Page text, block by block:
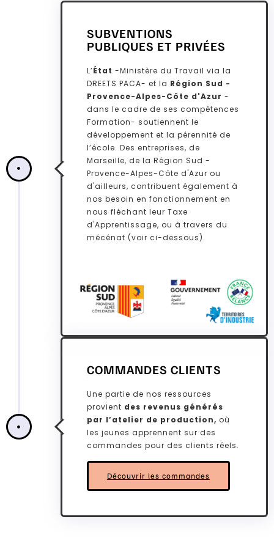
SUBVENTIONS
PUBLIQUES ET PRIVÉES
L’État -Ministère du Travail via la
DREETS PACA- et la Région Sud -
Provence-Alpes-Côte d'Azur -
dans le cadre de ses compétences
Formation- soutiennent le
développement et la pérennité de
l’école. Des entreprises, de
Marseille, de la Région Sud -
Provence-Alpes-Côte d'Azur ou
d'ailleurs, contribuent également à
nos besoin en fonctionnement en
nous fléchant leur Taxe
d'Apprentissage, ou à travers du
mécénat (voir ci-dessous).
COMMANDES CLIENTS
Une partie de nos ressources
provient des revenus générés
par l’atelier de production, où
les jeunes apprennent sur des
commandes pour des clients réels.
Découvrir les commandes